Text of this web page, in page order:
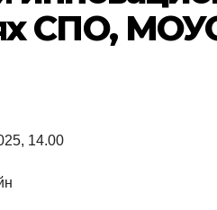
СПО,
14.00